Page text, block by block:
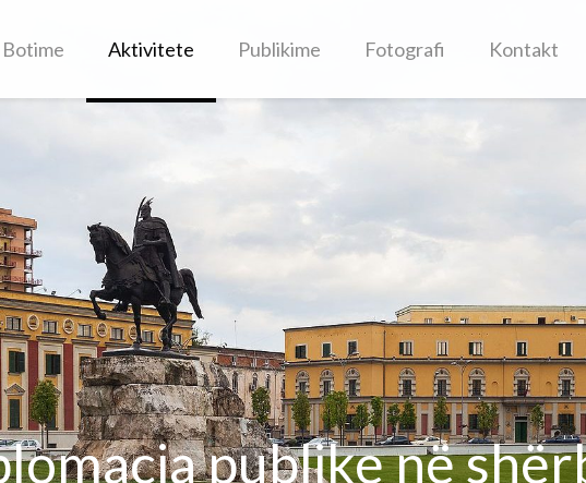
Botime Aktivitete Publikime Fotografi Kontakt
publike në